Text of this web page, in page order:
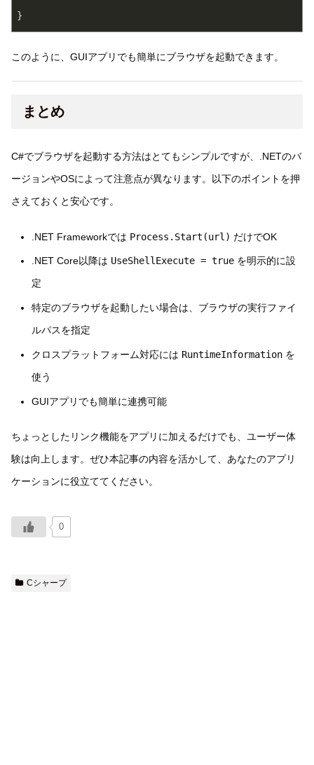
}
このように、GUIアプリでも簡単にブラウザを起動できます。
まとめ
C#でブラウザを起動する方法はとてもシンプルですが、.NETのバ
ージョンやOSによって注意点が異なります。以下のポイントを押
さえておくと安心です。
.NET Frameworkでは Process.Start(url) だけでOK
.NET Core以降は UseShellExecute = trueを明示的に設
定
特定のブラウザを起動したい場合は、ブラウザの実行ファイ
ルパスを指定
クロスプラットフォーム対応には RuntimeInformationを
使う
GUIアプリでも簡単に連携可能
ちょっとしたリンク機能をアプリに加えるだけでも、ユーザー体
験は向上します。ぜひ本記事の内容を活かして、あなたのアプリ
ケーションに役立ててください。
0
Cシャープ